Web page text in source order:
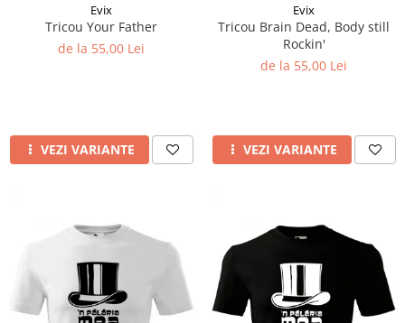
Evix
Tricou Your Father
de la 55,00 Lei
VEZI VARIANTE
Evix
Tricou Brain Dead, Body still
Rockin'
de la 55,00 Lei
VEZI VARIANTE